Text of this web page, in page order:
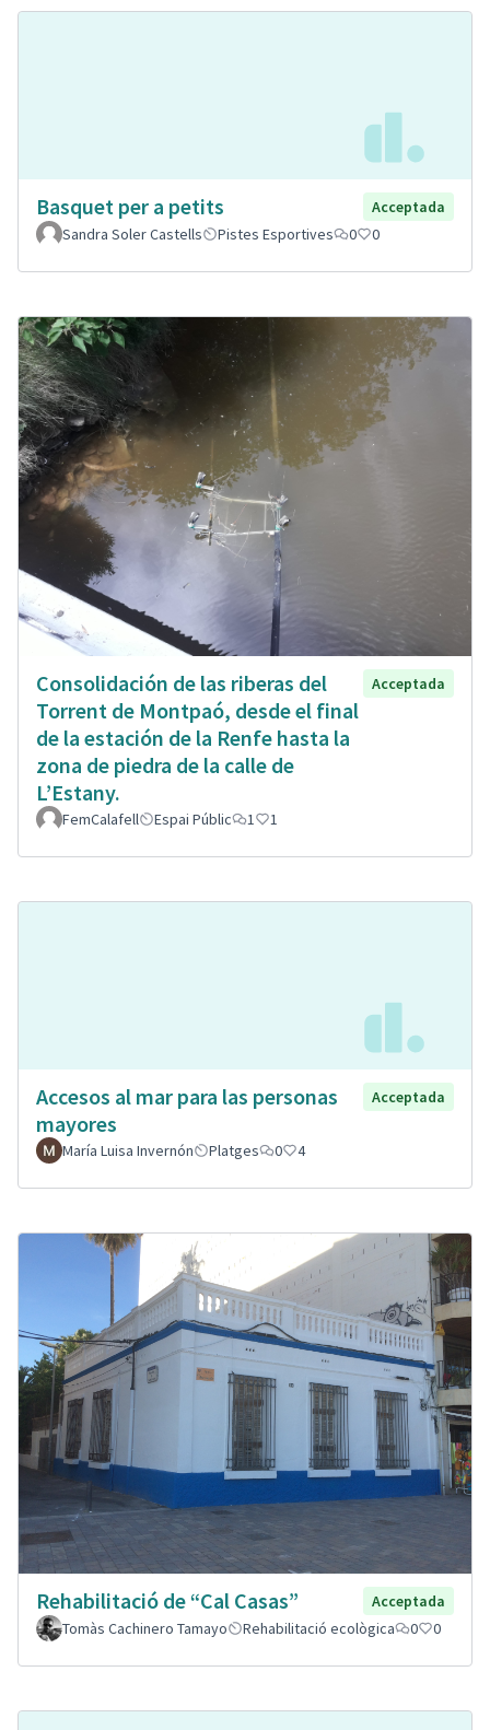
Basquet per a petits
Acceptada
Sandra Soler Castells
Pistes Esportives 0 0
Consolidación de las riberas del
Torrent de Montpaó, desde el final
de la estación de la Renfe hasta la
zona de piedra de la calle de
L’Estany.
Acceptada
FemCalafell Espai Públic 1 1
Accesos al mar para las personas
mayores
Acceptada
María Luisa Invernón Platges 0 4
Rehabilitació de “Cal Casas”
Acceptada
Tomàs Cachinero Tamayo
Rehabilitació ecològica 0 0